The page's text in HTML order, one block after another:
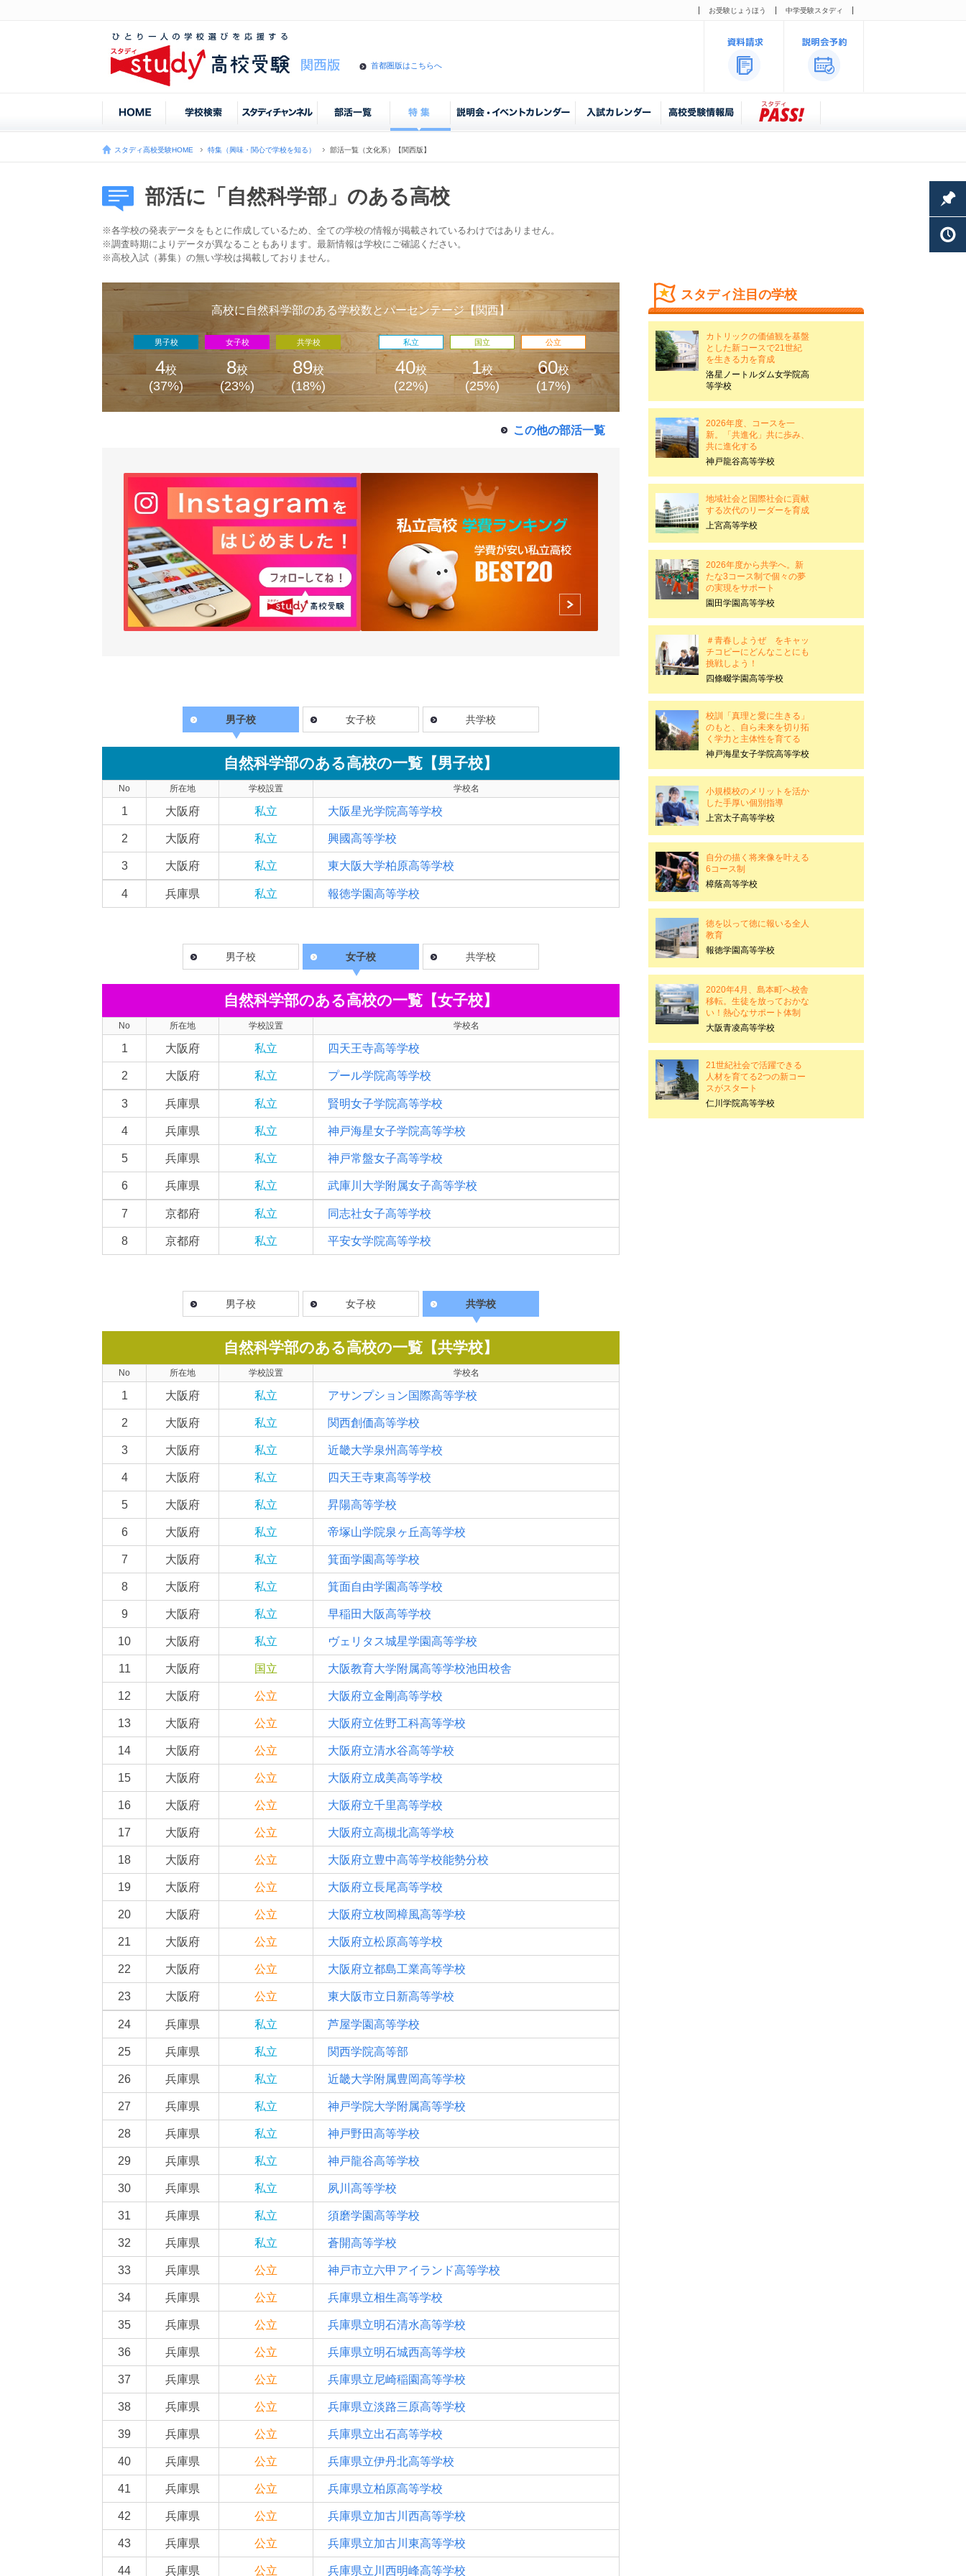
お受験じょうほう 中学受験スタディ
首都圏版はこちらへ
スタディ高校受験HOME 特集（興味・関心で学校を知る） 部活一覧（文化系）【関西版】
部活に「自然科学部」のある高校
※各学校の発表データをもとに作成しているため、全ての学校の情報が掲載されているわけではありません。
※調査時期によりデータが異なることもあります。最新情報は学校にご確認ください。
※高校入試（募集）の無い学校は掲載しておりません。
高校に自然科学部のある学校数とパーセンテージ【関西】
男子校
4校
(37%)
女子校
8校
(23%)
共学校
89校
(18%)
私立
40校
(22%)
国立
1校
(25%)
公立
60校
(17%)
この他の部活一覧
男子校 女子校 共学校
自然科学部のある高校の一覧【男子校】
No 所在地 学校設置 学校名
1 大阪府 私立 大阪星光学院高等学校
2 大阪府 私立 興國高等学校
3 大阪府 私立 東大阪大学柏原高等学校
4 兵庫県 私立 報徳学園高等学校
男子校 女子校 共学校
自然科学部のある高校の一覧【女子校】
No 所在地 学校設置 学校名
1 大阪府 私立 四天王寺高等学校
2 大阪府 私立 プール学院高等学校
3 兵庫県 私立 賢明女子学院高等学校
4 兵庫県 私立 神戸海星女子学院高等学校
5 兵庫県 私立 神戸常盤女子高等学校
6 兵庫県 私立 武庫川大学附属女子高等学校
7 京都府 私立 同志社女子高等学校
8 京都府 私立 平安女学院高等学校
男子校 女子校 共学校
自然科学部のある高校の一覧【共学校】
No 所在地 学校設置 学校名
1 大阪府 私立 アサンプション国際高等学校
2 大阪府 私立 関西創価高等学校
3 大阪府 私立 近畿大学泉州高等学校
4 大阪府 私立 四天王寺東高等学校
5 大阪府 私立 昇陽高等学校
6 大阪府 私立 帝塚山学院泉ヶ丘高等学校
7 大阪府 私立 箕面学園高等学校
8 大阪府 私立 箕面自由学園高等学校
9 大阪府 私立 早稲田大阪高等学校
10 大阪府 私立 ヴェリタス城星学園高等学校
11 大阪府 国立 大阪教育大学附属高等学校池田校舎
12 大阪府 公立 大阪府立金剛高等学校
13 大阪府 公立 大阪府立佐野工科高等学校
14 大阪府 公立 大阪府立清水谷高等学校
15 大阪府 公立 大阪府立成美高等学校
16 大阪府 公立 大阪府立千里高等学校
17 大阪府 公立 大阪府立高槻北高等学校
18 大阪府 公立 大阪府立豊中高等学校能勢分校
19 大阪府 公立 大阪府立長尾高等学校
20 大阪府 公立 大阪府立枚岡樟風高等学校
21 大阪府 公立 大阪府立松原高等学校
22 大阪府 公立 大阪府立都島工業高等学校
23 大阪府 公立 東大阪市立日新高等学校
24 兵庫県 私立 芦屋学園高等学校
25 兵庫県 私立 関西学院高等部
26 兵庫県 私立 近畿大学附属豊岡高等学校
27 兵庫県 私立 神戸学院大学附属高等学校
28 兵庫県 私立 神戸野田高等学校
29 兵庫県 私立 神戸龍谷高等学校
30 兵庫県 私立 夙川高等学校
31 兵庫県 私立 須磨学園高等学校
32 兵庫県 私立 蒼開高等学校
33 兵庫県 公立 神戸市立六甲アイランド高等学校
34 兵庫県 公立 兵庫県立相生高等学校
35 兵庫県 公立 兵庫県立明石清水高等学校
36 兵庫県 公立 兵庫県立明石城西高等学校
37 兵庫県 公立 兵庫県立尼崎稲園高等学校
38 兵庫県 公立 兵庫県立淡路三原高等学校
39 兵庫県 公立 兵庫県立出石高等学校
40 兵庫県 公立 兵庫県立伊丹北高等学校
41 兵庫県 公立 兵庫県立柏原高等学校
42 兵庫県 公立 兵庫県立加古川西高等学校
43 兵庫県 公立 兵庫県立加古川東高等学校
44 兵庫県 公立 兵庫県立川西明峰高等学校
スタディ注目の学校
カトリックの価値観を基盤
とした新コースで21世紀
を生きる力を育成
洛星ノートルダム女学院高
等学校
2026年度、コースを一
新。「共進化」共に歩み、
共に進化する
神戸龍谷高等学校
地域社会と国際社会に貢献
する次代のリーダーを育成
上宮高等学校
2026年度から共学へ。新
たな3コース制で個々の夢
の実現をサポート
園田学園高等学校
＃青春しようぜ をキャッ
チコピーにどんなことにも
挑戦しよう！
四條畷学園高等学校
校訓「真理と愛に生きる」
のもと、自ら未来を切り拓
く学力と主体性を育てる
神戸海星女子学院高等学校
小規模校のメリットを活か
した手厚い個別指導
上宮太子高等学校
自分の描く将来像を叶える
6コース制
樟蔭高等学校
徳を以って徳に報いる全人
教育
報徳学園高等学校
2020年4月、島本町へ校舎
移転。生徒を放っておかな
い！熱心なサポート体制
大阪青凌高等学校
21世紀社会で活躍できる
人材を育てる2つの新コー
スがスタート
仁川学院高等学校